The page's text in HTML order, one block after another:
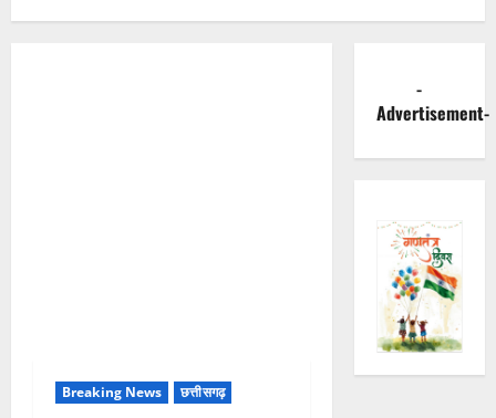
Breaking News छत्तीसगढ़
-
Advertisement-